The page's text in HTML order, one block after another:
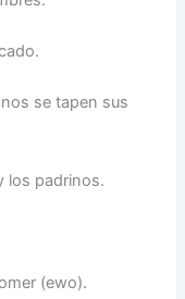
se tapen sus
los padrinos.
(ewo).